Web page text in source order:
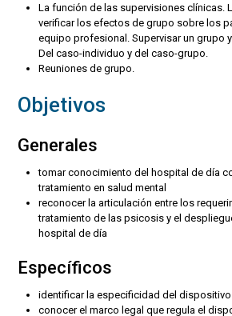
La función de las supervisiones clínicas.
verificar los efectos de grupo sobre los
equipo profesional. Supervisar un grupo
Del caso-individuo y del caso-grupo.
Reuniones de grupo.
Objetivos
Generales
tomar conocimiento del hospital de día
tratamiento en salud mental
reconocer la articulación entre los
tratamiento de las psicosis y el
hospital de día
Específicos
identificar la especificidad del
conocer el marco legal que regula el